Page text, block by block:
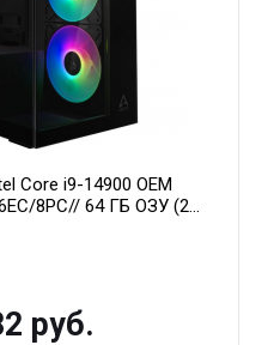
Core i9-14900 OEM
8PC// 64 ГБ ОЗУ (2
GDDR6X 384-Bit 3xDP
руб.